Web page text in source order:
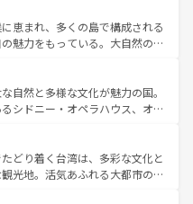
むこともできる。 なお、新
ツ一覧 を参照してほしい。
、ショッピング、エンターテイ
なスポットだ。一方、アメリカ
グランドキャニオンやイエロー
、音楽と美食が融合した独特の
リカの各地域で異なる魅力を楽
豊かな歴史を感じることができ
新着のアメリカ
照してほしい。
恵まれ、多くの島で構成される
魅力をもっている。大自然の神
、定番の観光地といえばオアフ
るならマウイ島やカウアイ島が
ーンに輝く海をはじめ、豊かな
る人々を迎えてくれるハワイの
ードやハワイアンミュージッ
ど、すべてがハワイの魅力を彩
自然と多様な文化が魅力の国。
シドニー・オペラハウス、オー
そびえるウルル（エアーズロッ
原生林やケアンズの熱帯雨林な
また、カフェやワイン、オージ
どり着く台湾は、多彩な文化と
光地。活気あふれる大都市の台